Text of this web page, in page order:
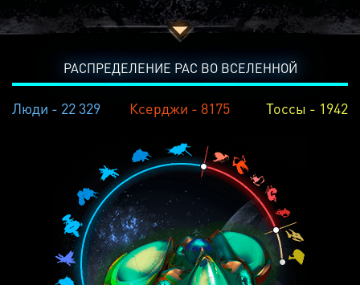
РАСПРЕДЕЛЕНИЕ РАС ВО ВСЕЛЕННОЙ
Люди - 22 329 Ксерджи - 8175 Тоссы - 1942